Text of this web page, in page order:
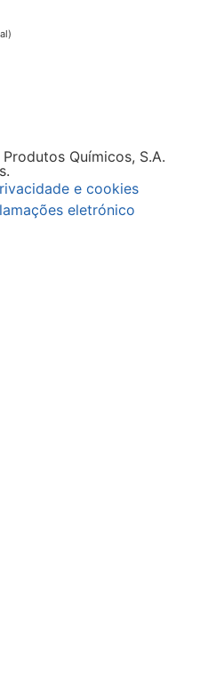
Químicos, S.A.
e cookies
eletrónico